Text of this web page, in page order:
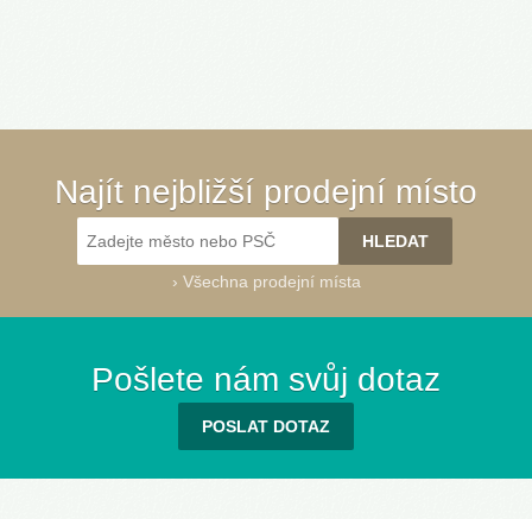
Najít nejbližší prodejní místo
› Všechna prodejní místa
Pošlete nám svůj dotaz
POSLAT DOTAZ